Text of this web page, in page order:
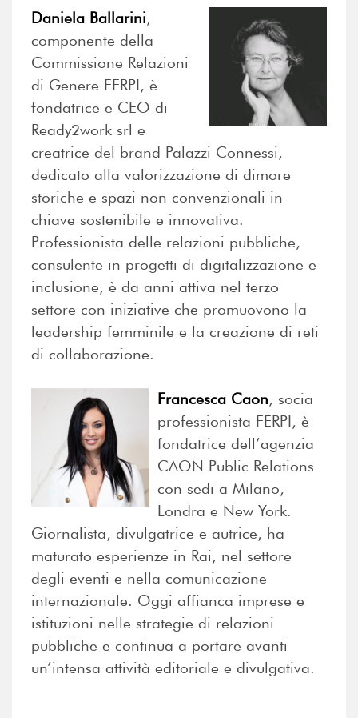
Daniela Ballarini,
componente della
Commissione Relazioni
di Genere FERPI, è
fondatrice e CEO di
Ready2work srl e
creatrice del brand Palazzi Connessi,
dedicato alla valorizzazione di dimore
storiche e spazi non convenzionali in
chiave sostenibile e innovativa.
Professionista delle relazioni pubbliche,
consulente in progetti di digitalizzazione e
inclusione, è da anni attiva nel terzo
settore con iniziative che promuovono la
leadership femminile e la creazione di reti
di collaborazione.
Francesca Caon, socia
professionista FERPI, è
fondatrice dell’agenzia
CAON Public Relations
con sedi a Milano,
Londra e New York.
Giornalista, divulgatrice e autrice, ha
maturato esperienze in Rai, nel settore
degli eventi e nella comunicazione
internazionale. Oggi affianca imprese e
istituzioni nelle strategie di relazioni
pubbliche e continua a portare avanti
un’intensa attività editoriale e divulgativa.